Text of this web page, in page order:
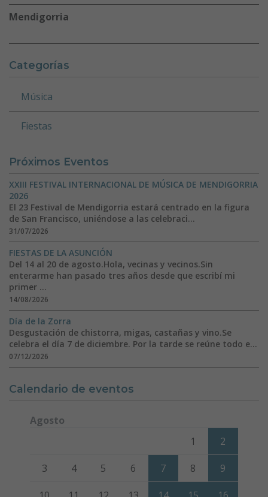
Mendigorria
Categorías
Música
Fiestas
Próximos Eventos
XXIII FESTIVAL INTERNACIONAL DE MÚSICA DE MENDIGORRIA
2026
El 23 Festival de Mendigorria estará centrado en la figura
de San Francisco, uniéndose a las celebraci...
31/07/2026
FIESTAS DE LA ASUNCIÓN
Del 14 al 20 de agosto.Hola, vecinas y vecinos.Sin
enterarme han pasado tres años desde que escribí mi
primer ...
14/08/2026
Día de la Zorra
Desgustación de chistorra, migas, castañas y vino.Se
celebra el día 7 de diciembre. Por la tarde se reúne todo e...
07/12/2026
Calendario de eventos
Agosto
Viernes Sábado
1 2
3 4 5 6 7 8 9